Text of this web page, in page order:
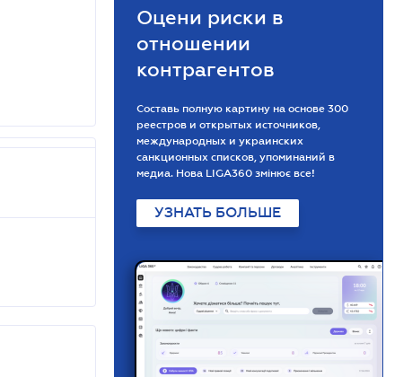
Оцени риски в
отношении
контрагентов
Составь полную картину на основе 300
реестров и открытых источников,
международных и украинских
санкционных списков, упоминаний в
медиа. Нова LIGA360 змінює все!
УЗНАТЬ БОЛЬШЕ